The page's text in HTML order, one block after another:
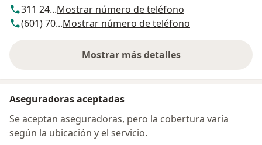
311 24...Mostrar número de teléfono
(601) 70...Mostrar número de teléfono
Mostrar más detalles
sobre la dirección
Aseguradoras aceptadas
Se aceptan aseguradoras, pero la cobertura varía
según la ubicación y el servicio.